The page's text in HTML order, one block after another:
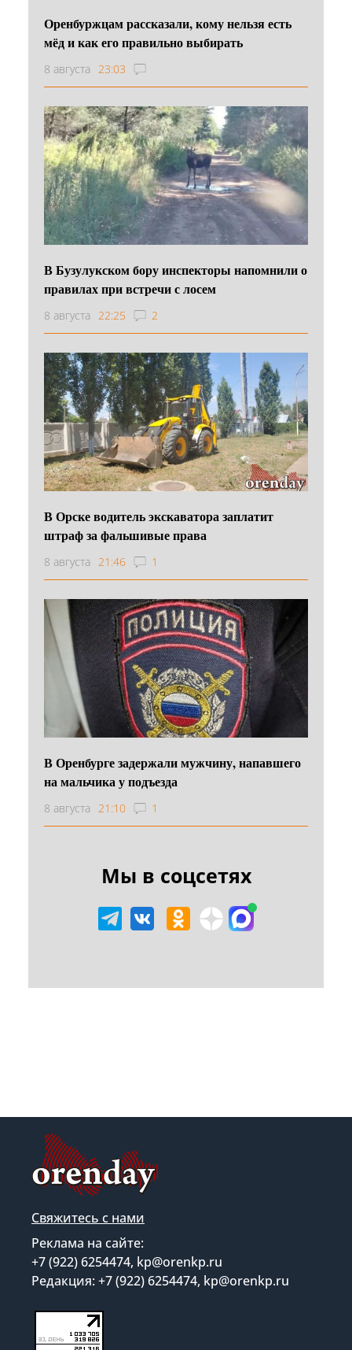
Оренбуржцам рассказали, кому нельзя есть
мёд и как его правильно выбирать
8 августа 23:03
В Бузулукском бору инспекторы напомнили о
правилах при встречи с лосем
8 августа 22:25 2
В Орске водитель экскаватора заплатит
штраф за фальшивые права
8 августа 21:46 1
В Оренбурге задержали мужчину, напавшего
на мальчика у подъезда
8 августа 21:10 1
Мы в соцсетях
Свяжитесь с нами
Реклама на сайте:
+7 (922) 6254474, kp@orenkp.ru
Редакция: +7 (922) 6254474, kp@orenkp.ru